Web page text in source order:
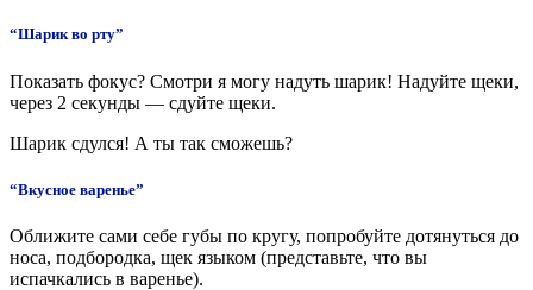
“Шарик во рту”
Показать фокус? Смотри я могу надуть шарик! Надуйте щеки,
через 2 секунды — сдуйте щеки.
Шарик сдулся! А ты так сможешь?
“Вкусное варенье”
Оближите сами себе губы по кругу, попробуйте дотянуться до
носа, подбородка, щек языком (представьте, что вы
испачкались в варенье).